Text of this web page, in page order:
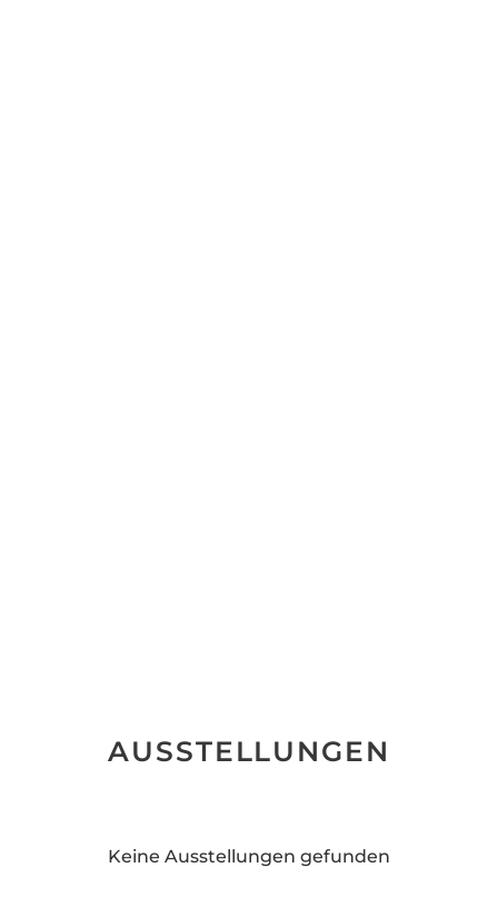
AUSSTELLUNGEN
Keine Ausstellungen gefunden